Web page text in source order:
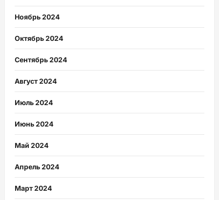
Ноябрь 2024
Октябрь 2024
Сентябрь 2024
Август 2024
Июль 2024
Июнь 2024
Май 2024
Апрель 2024
Март 2024